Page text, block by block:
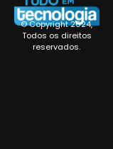
© Copyright 2024,
Todos os direitos
reservados.